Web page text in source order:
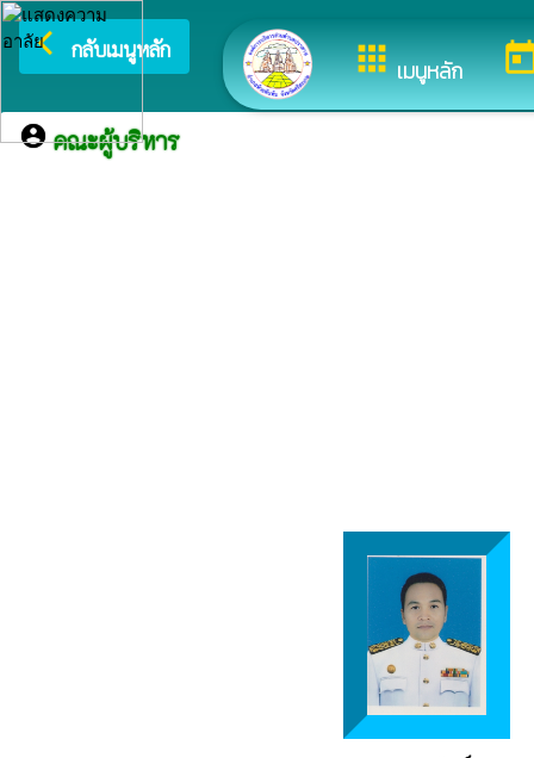
appsเมนูหลัก
arrow_back_ios กลับเมนูหลัก ยิน
account_circleคณะผู้บริหาร